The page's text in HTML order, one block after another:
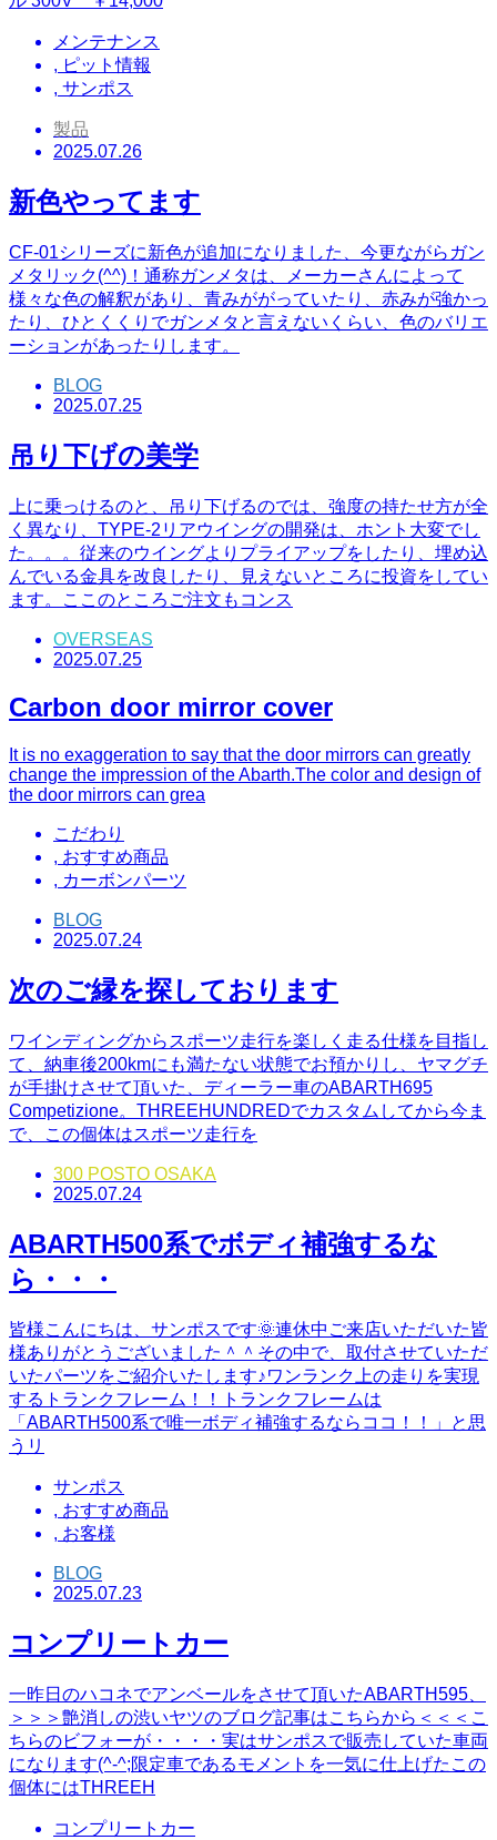
メンテナンス
, ピット情報
, サンポス
製品
2025.07.26
新色やってます
CF-01シリーズに新色が追加になりました、今更ながらガン
メタリック(^^)！通称ガンメタは、メーカーさんによって
様々な色の解釈があり、青みががっていたり、赤みが強かっ
たり、ひとくくりでガンメタと言えないくらい、色のバリエ
ーションがあったりします。
BLOG
2025.07.25
吊り下げの美学
上に乗っけるのと、吊り下げるのでは、強度の持たせ方が全
く異なり、TYPE-2リアウイングの開発は、ホント大変でし
た。。。従来のウイングよりプライアップをしたり、埋め込
んでいる金具を改良したり、見えないところに投資をしてい
ます。ここのところご注文もコンス
OVERSEAS
2025.07.25
Carbon door mirror cover
It is no exaggeration to say that the door mirrors can greatly
change the impression of the Abarth.The color and design of
the door mirrors can grea
こだわり
, おすすめ商品
, カーボンパーツ
BLOG
2025.07.24
次のご縁を探しております
ワインディングからスポーツ走行を楽しく走る仕様を目指し
て、納車後200kmにも満たない状態でお預かりし、ヤマグチ
が手掛けさせて頂いた、ディーラー車のABARTH695
Competizione。THREEHUNDREDでカスタムしてから今ま
で、この個体はスポーツ走行を
300 POSTO OSAKA
2025.07.24
ABARTH500系でボディ補強するな
ら・・・
皆様こんにちは、サンポスです🌞連休中ご来店いただいた皆
様ありがとうございました＾＾その中で、取付させていただ
いたパーツをご紹介いたします♪ワンランク上の走りを実現
するトランクフレーム！！トランクフレームは
「ABARTH500系で唯一ボディ補強するならココ！！」と思
うリ
サンポス
, おすすめ商品
, お客様
BLOG
2025.07.23
コンプリートカー
一昨日のハコネでアンベールをさせて頂いたABARTH595、
＞＞＞艶消しの渋いヤツのブログ記事はこちらから＜＜＜こ
ちらのビフォーが・・・・実はサンポスで販売していた車両
になります(^-^;限定車であるモメントを一気に仕上げたこの
個体にはTHREEH
コンプリートカー